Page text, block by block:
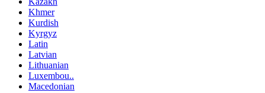
Khmer
Kurdish
Kyrgyz
Latin
Latvian
Lithuanian
Luxembou..
Macedonian